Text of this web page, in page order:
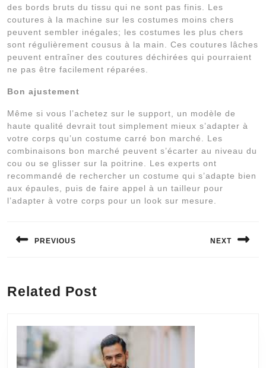
des bords bruts du tissu qui ne sont pas finis. Les
coutures à la machine sur les costumes moins chers
peuvent sembler inégales; les costumes les plus chers
sont régulièrement cousus à la main. Ces coutures lâches
peuvent entraîner des coutures déchirées qui pourraient
ne pas être facilement réparées.
Bon ajustement
Même si vous l’achetez sur le support, un modèle de
haute qualité devrait tout simplement mieux s’adapter à
votre corps qu’un costume carré bon marché. Les
combinaisons bon marché peuvent s’écarter au niveau du
cou ou se glisser sur la poitrine. Les experts ont
recommandé de rechercher un costume qui s’adapte bien
aux épaules, puis de faire appel à un tailleur pour
l’adapter à votre corps pour un look sur mesure.
de
PREVIOUS
post:
NEXT
Related Post